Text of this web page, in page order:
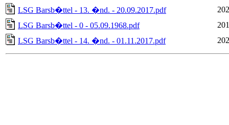
LSG Barsb�ttel - 13. �nd. - 20.09.2017.pdf
LSG Barsb�ttel - 0 - 05.09.1968.pdf
LSG Barsb�ttel - 14. �nd. - 01.11.2017.pdf